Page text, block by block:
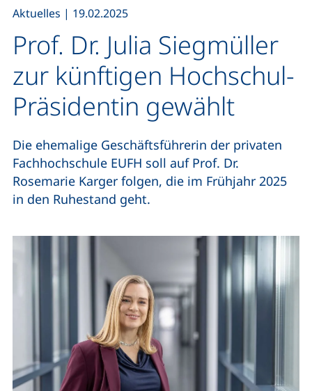
Prof. Dr. Julia Siegmüller
zur künftigen Hochschul-
Präsidentin gewählt
Aktuelles | 19.02.2025
Die ehemalige Geschäftsführerin der privaten
Fachhochschule EUFH soll auf Prof. Dr.
Rosemarie Karger folgen, die im Frühjahr 2025
in den Ruhestand geht.